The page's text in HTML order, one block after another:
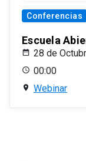
Conferencias
Escuela
28 de
00:00
Webinar